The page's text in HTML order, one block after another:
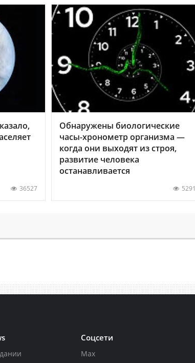
36527
Обнаружены биологические
часы-хронометр организма —
когда они выходят из строя,
развитие человека
останавливается
5291
Соцсети
Max